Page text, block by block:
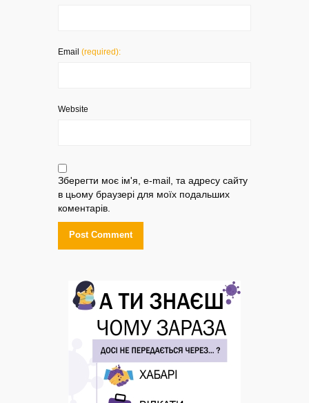
Email (required):
Website
Зберегти моє ім'я, e-mail, та адресу сайту
в цьому браузері для моїх подальших
коментарів.